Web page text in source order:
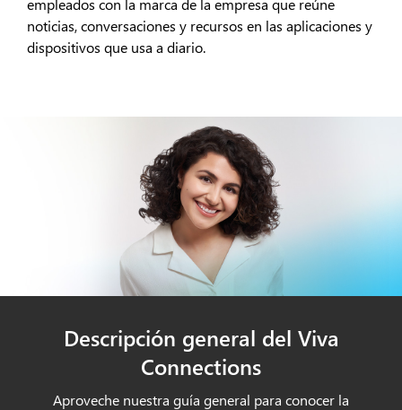
empleados con la marca de la empresa que reúne
noticias, conversaciones y recursos en las aplicaciones y
dispositivos que usa a diario.
Descripción general del Viva
Connections
Aproveche nuestra guía general para conocer la